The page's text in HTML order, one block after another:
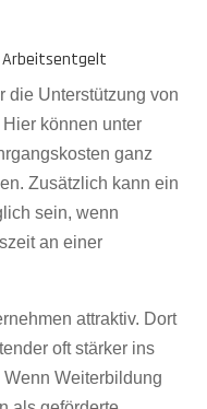
Arbeitsentgelt
die Unterstützung von
können unter
ganz
Zusätzlich kann ein
sein, wenn
an einer
attraktiv. Dort
oft stärker ins
Weiterbildung